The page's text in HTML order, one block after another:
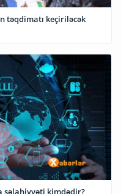
təqdimatı keçiriləcək
səlahiyyəti kimdədir?